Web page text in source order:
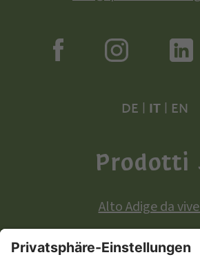
DE IT| EN
Prodotti
Alto Adige da
Prodotti a denominazione di